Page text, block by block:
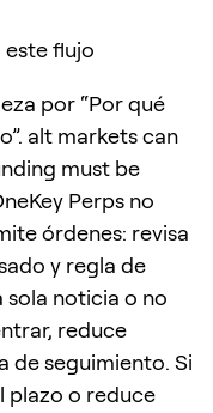
este flujo
por “Por qué
alt markets can
must be
Perps no
órdenes: revisa
y regla de
sola noticia o no
reduce
de seguimiento. Si
plazo o reduce